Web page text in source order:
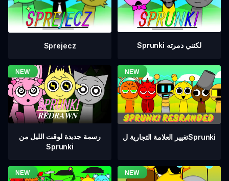
Sprejecz Sprunki لكنني دمرته
رسمة جديدة لوقت الليل من
Sprunki
تغيير العلامة التجارية لSprunki